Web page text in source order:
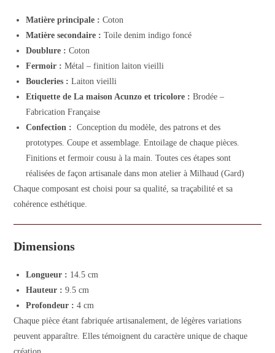
Matière principale :Coton
Matière secondaire :Toile denim indigo foncé
Doublure : Coton
Fermoir : Métal – finition laiton vieilli
Boucleries : Laiton vieilli
Etiquette de La maison Acunzo et tricolore : Brodée –
Fabrication Française
Confection : Conception du modèle, des patrons et des
prototypes. Coupe et assemblage. Entoilage de chaque pièces.
Finitions et fermoir cousu à la main. Toutes ces étapes sont
réalisées de façon artisanale dans mon atelier à Milhaud (Gard)
Chaque composant est choisi pour sa qualité, sa traçabilité et sa
cohérence esthétique.
Dimensions
Longueur : 14.5 cm
Hauteur : 9.5 cm
Profondeur : 4 cm
Chaque pièce étant fabriquée artisanalement, de légères variations
peuvent apparaître. Elles témoignent du caractère unique de chaque